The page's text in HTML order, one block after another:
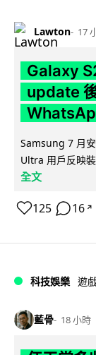
Lawton 17
Galaxy
update
Samsung 7 月
Ultra 用戶反映
全文
125 16 ↗
科技娛樂 遊
藍骨 18 小時